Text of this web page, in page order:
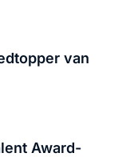
van
Award-